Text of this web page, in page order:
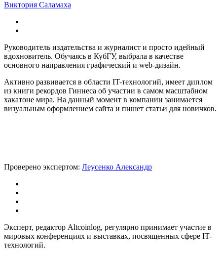
Виктория Саламаха
Руководитель издательства и журналист и просто идейный
вдохновитель. Обучаясь в КубГУ, выбрала в качестве
основного направления графический и web-дизайн.
Активно развивается в области IT-технологий, имеет диплом
из книги рекордов Гиннеса об участии в самом масштабном
хакатоне мира. На данный момент в компании занимается
визуальным оформлением сайта и пишет статьи для новичков.
Проверено экспертом: Леусенко Александр
Эксперт, редактор Altcoinlog, регулярно принимает участие в
мировых конференциях и выставках, посвященных сфере IT-
технологий.